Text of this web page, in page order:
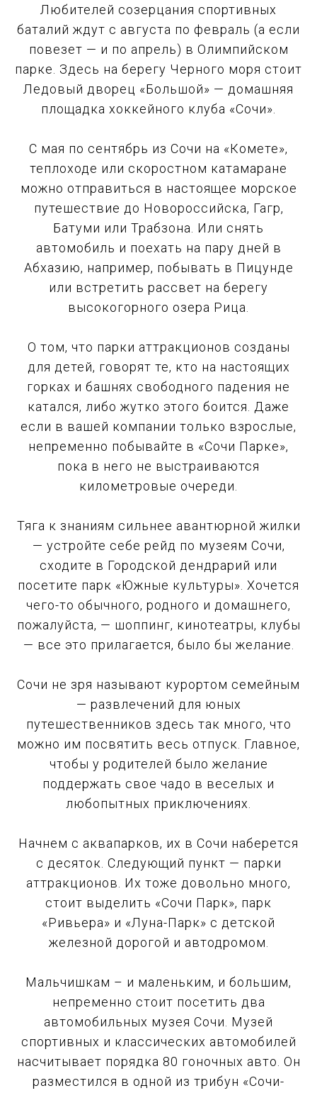
Любителей созерцания спортивных
баталий ждут с августа по февраль (а если
повезет — и по апрель) в Олимпийском
парке. Здесь на берегу Черного моря стоит
Ледовый дворец «Большой» — домашняя
площадка хоккейного клуба «Сочи».
С мая по сентябрь из Сочи на «Комете»,
теплоходе или скоростном катамаране
можно отправиться в настоящее морское
путешествие до Новороссийска, Гагр,
Батуми или Трабзона. Или снять
автомобиль и поехать на пару дней в
Абхазию, например, побывать в Пицунде
или встретить рассвет на берегу
высокогорного озера Рица.
О том, что парки аттракционов созданы
для детей, говорят те, кто на настоящих
горках и башнях свободного падения не
катался, либо жутко этого боится. Даже
если в вашей компании только взрослые,
непременно побывайте в «Сочи Парке»,
пока в него не выстраиваются
километровые очереди.
Тяга к знаниям сильнее авантюрной жилки
— устройте себе рейд по музеям Сочи,
сходите в Городской дендрарий или
посетите парк «Южные культуры». Хочется
чего-то обычного, родного и домашнего,
пожалуйста, — шоппинг, кинотеатры, клубы
— все это прилагается, было бы желание.
Сочи не зря называют курортом семейным
— развлечений для юных
путешественников здесь так много, что
можно им посвятить весь отпуск. Главное,
чтобы у родителей было желание
поддержать свое чадо в веселых и
любопытных приключениях.
Начнем с аквапарков, их в Сочи наберется
с десяток. Следующий пункт — парки
аттракционов. Их тоже довольно много,
стоит выделить «Сочи Парк», парк
«Ривьера» и «Луна-Парк» с детской
железной дорогой и автодромом.
Мальчишкам – и маленьким, и большим,
непременно стоит посетить два
автомобильных музея Сочи. Музей
спортивных и классических автомобилей
насчитывает порядка 80 гоночных авто. Он
разместился в одной из трибун «Сочи-